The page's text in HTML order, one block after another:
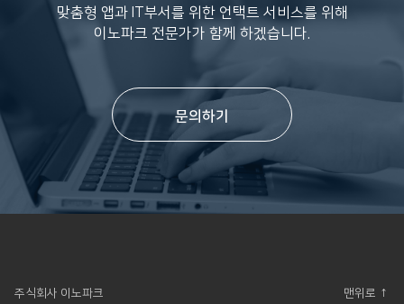
맞춤형 앱과 IT부서를 위한 언택트 서비스를 위해
이노파크 전문가가 함께 하겠습니다.
문의하기
주식회사 이노파크 맨위로 ↑